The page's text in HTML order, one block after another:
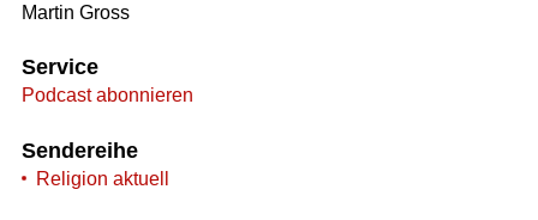
Martin Gross
Service
Podcast abonnieren
Sendereihe
Religion aktuell